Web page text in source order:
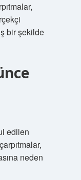
bir şekilde
edilen
neden